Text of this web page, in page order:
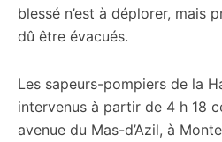
blessé n’est à déplorer, mais
dû être évacués.
Les sapeurs-pompiers de la
intervenus à partir de 4 h 18
avenue du Mas-d’Azil, à